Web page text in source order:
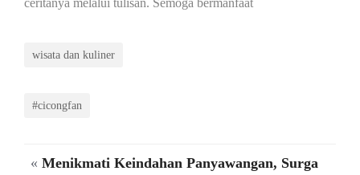
wisata dan kuliner
#cicongfan
« Menikmati Keindahan Panyawangan, Surga